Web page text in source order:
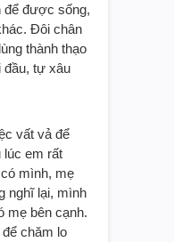
để được sống,
Đôi chân
thành thạo
tự xâu
vất vả để
lúc em rất
mình, mẹ
nghĩ lại, mình
mẹ bên cạnh.
chăm lo